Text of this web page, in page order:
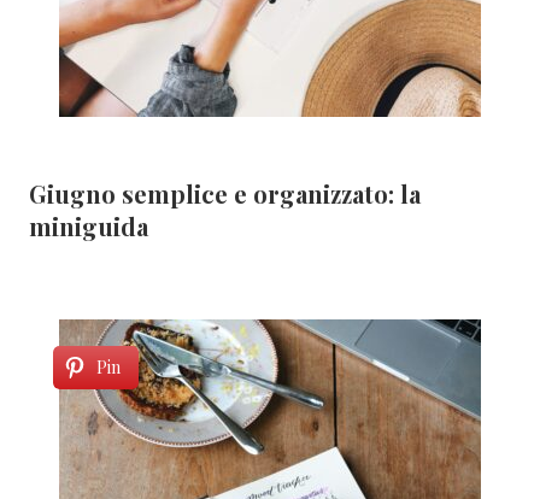
Giugno semplice e organizzato: la
miniguida
Pin